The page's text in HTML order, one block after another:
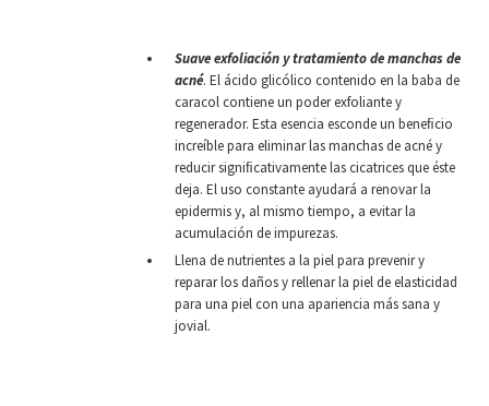
Suave exfoliación y tratamiento de manchas de
acné. El ácido glicólico contenido en la baba de
caracol contiene un poder exfoliante y
regenerador. Esta esencia esconde un beneﬁcio
increíble para eliminar las manchas de acné y
reducir signiﬁcativamente las cicatrices que éste
deja. El uso constante ayudará a renovar la
epidermis y, al mismo tiempo, a evitar la
acumulación de impurezas.
Llena de nutrientes a la piel para prevenir y
reparar los daños y rellenar la piel de elasticidad
para una piel con una apariencia más sana y
jovial.